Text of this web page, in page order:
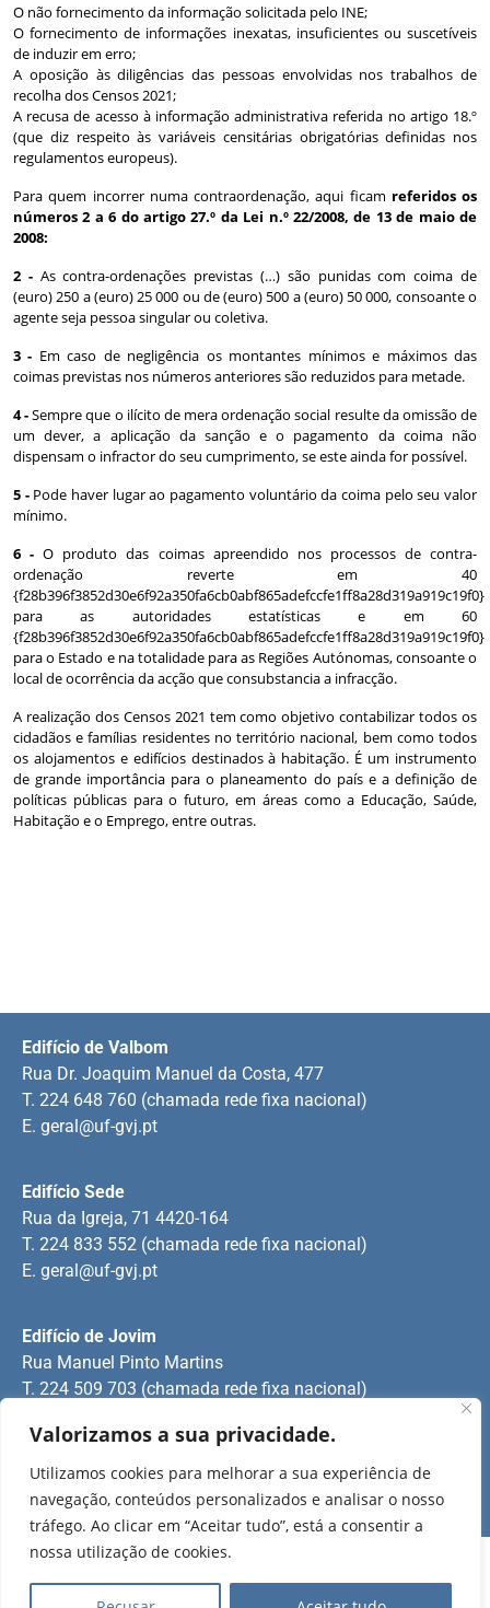
Valorizamos a sua privacidade.
Utilizamos cookies para melhorar a sua experiência de
navegação, conteúdos personalizados e analisar o nosso
tráfego. Ao clicar em “Aceitar tudo”, está a consentir a
nossa utilização de cookies.
O não fornecimento da informação solicitada pelo INE;
O fornecimento de informações inexatas, insuficientes ou suscetíveis
de induzir em erro;
A oposição às diligências das pessoas envolvidas nos trabalhos de
recolha dos Censos 2021;
A recusa de acesso à informação administrativa referida no artigo 18.º
(que diz respeito às variáveis censitárias obrigatórias definidas nos
regulamentos europeus).
Para quem incorrer numa contraordenação, aqui ficam referidos os
números 2 a 6 do artigo 27.º da Lei n.º 22/2008, de 13 de maio de
2008:
2 -As contra-ordenações previstas (…) são punidas com coima de
(euro) 250 a (euro) 25 000 ou de (euro) 500 a (euro) 50 000, consoante o
agente seja pessoa singular ou coletiva.
3 - Em caso de negligência os montantes mínimos e máximos das
coimas previstas nos números anteriores são reduzidos para metade.
4 -Sempre que o ilícito de mera ordenação social resulte da omissão de
um dever, a aplicação da sanção e o pagamento da coima não
dispensam o infractor do seu cumprimento, se este ainda for possível.
5 - Pode haver lugar ao pagamento voluntário da coima pelo seu valor
mínimo.
6 -O produto das coimas apreendido nos processos de contra-
ordenação reverte em 40
{f28b396f3852d30e6f92a350fa6cb0abf865adefccfe1ff8a28d319a919c19f0}
para as autoridades estatísticas e em 60
{f28b396f3852d30e6f92a350fa6cb0abf865adefccfe1ff8a28d319a919c19f0}
para o Estado e na totalidade para as Regiões Autónomas, consoante o
local de ocorrência da acção que consubstancia a infracção.
A realização dos Censos 2021 tem como objetivo contabilizar todos os
cidadãos e famílias residentes no território nacional, bem como todos
os alojamentos e edifícios destinados à habitação. É um instrumento
de grande importância para o planeamento do país e a definição de
políticas públicas para o futuro, em áreas como a Educação, Saúde,
Habitação e o Emprego, entre outras.
2025 Todos os direitos reservados.
Edifício de Jovim
Rua Manuel Pinto Martins
T. 224 509 703 (chamada rede fixa nacional)
Edifício Sede
Rua da Igreja, 71 4420-164
T. 224 833 552 (chamada rede fixa nacional)
E. geral@uf-gvj.pt
Edifício de Valbom
Rua Dr. Joaquim Manuel da Costa, 477
T. 224 648 760 (chamada rede fixa nacional)
E. geral@uf-gvj.pt